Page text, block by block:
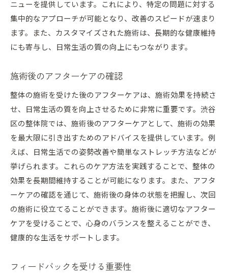
ニューを提供しています。これにより、特定の問題に対する
集中的なアプローチが可能となり、改善のスピードが速まり
ます。また、カスタマイズされた施術は、長期的な健康維持
にも寄与し、日常生活の質の向上にもつながります。
施術後のアフターケアの確認
整体の施術を受けた後のアフターケアは、施術効果を持続さ
せ、日常生活の質を向上させるために非常に重要です。渋谷
区の整体院では、施術後のアフターケアとして、施術の効果
を最大限に引き出すためのアドバイスを提供しています。例
えば、日常生活での姿勢改善や簡単なストレッチ方法などが
挙げられます。これらのケア方法を実践することで、整体の
効果を長期間維持することが可能になります。また、アフタ
ーケアの確認を通じて、施術後の身体の状態を把握し、次回
の施術に役立てることができます。施術後に適切なアフター
ケアを受けることで、心身のバランスを整えることができ、
健康的な生活をサポートします。
フィードバックを受ける重要性